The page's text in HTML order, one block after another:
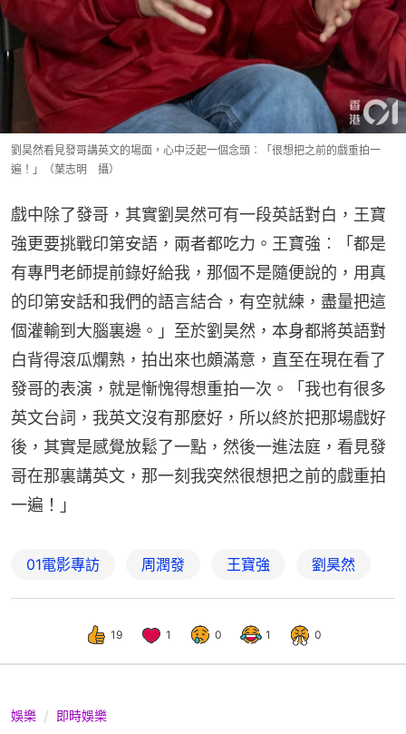
劉昊然看見發哥講英文的場面，心中泛起一個念頭︰「很想把之前的戲重拍一
遍！」（葉志明 攝）
戲中除了發哥，其實劉昊然可有一段英話對白，王寶
強更要挑戰印第安語，兩者都吃力。王寶強︰「都是
有專門老師提前錄好給我，那個不是隨便說的，用真
的印第安話和我們的語言結合，有空就練，盡量把這
個灌輸到大腦裏邊。」至於劉昊然，本身都將英語對
白背得滾瓜爛熟，拍出來也頗滿意，直至在現在看了
發哥的表演，就是慚愧得想重拍一次。「我也有很多
英文台詞，我英文沒有那麼好，所以終於把那場戲好
後，其實是感覺放鬆了一點，然後一進法庭，看見發
哥在那裏講英文，那一刻我突然很想把之前的戲重拍
一遍！」
01電影專訪 周潤發 王寶強 劉昊然
19 1 0 1 0
娛樂 即時娛樂